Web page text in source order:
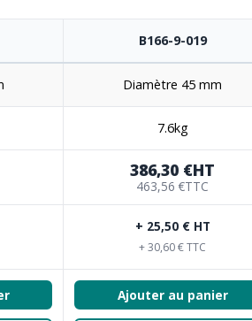
B166-9-019
Diamètre 45 mm
7.6kg
386,30 €HT
463,56 €TTC
+ 25,50 € HT
+ 30,60 € TTC
Ajouter au panier